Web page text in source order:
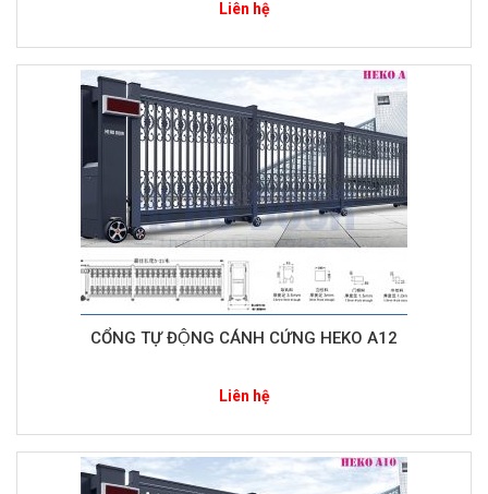
Liên hệ
CỔNG TỰ ĐỘNG CÁNH CỨNG HEKO A12
Liên hệ